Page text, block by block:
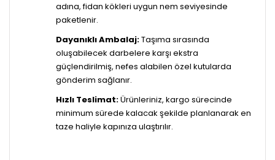
adına, fidan kökleri uygun nem seviyesinde
paketlenir.
Dayanıklı Ambalaj:Taşıma sırasında
oluşabilecek darbelere karşı ekstra
güçlendirilmiş, nefes alabilen özel kutularda
gönderim sağlanır.
Hızlı Teslimat:Ürünleriniz, kargo sürecinde
minimum sürede kalacak şekilde planlanarak en
taze haliyle kapınıza ulaştırılır.